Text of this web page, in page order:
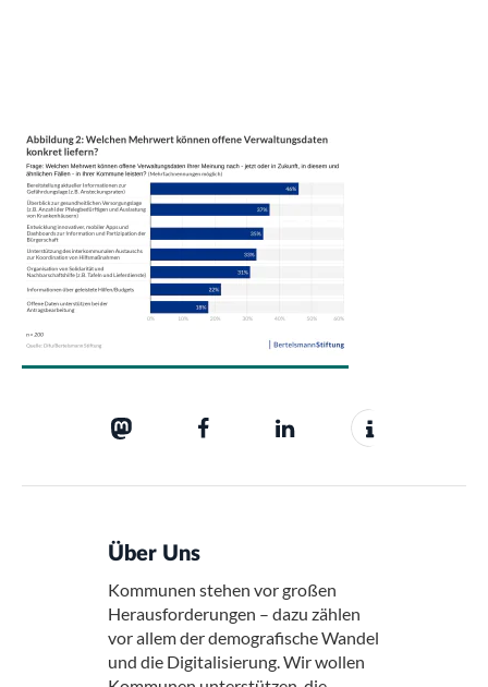
Über Uns
Kommunen stehen vor großen
Herausforderungen – dazu zählen
vor allem der demografische Wandel
und die Digitalisierung. Wir wollen